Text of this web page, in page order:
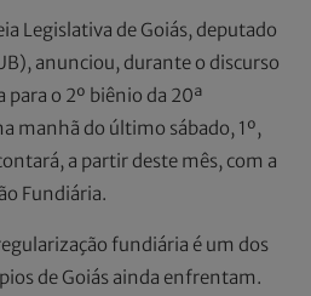
Legislativa de Goiás, deputado
anunciou, durante o discurso
para o 2º biênio da 20ª
manhã do último sábado, 1º,
a partir deste mês, com a
Fundiária.
fundiária é um dos
de Goiás ainda enfrentam.